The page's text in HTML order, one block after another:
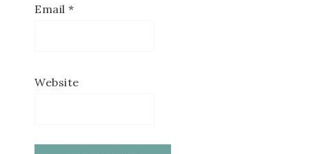
Email *
Website